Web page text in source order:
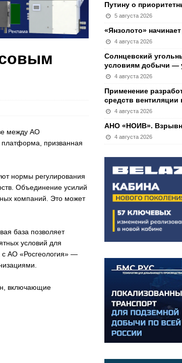
между АО
призванная
нормы регулирования
Объединение усилий
компаний. Это может
база позволяет
условий для
с АО «Росгеология» —
включающие
Путину о
5 августа 2026
«Янзолото»
4 августа 2026
Солнцевский
условиям добычи —
4 августа 2026
Применение
средств вентиляции
4 августа 2026
АНО «НОИВ».
4 августа 2026